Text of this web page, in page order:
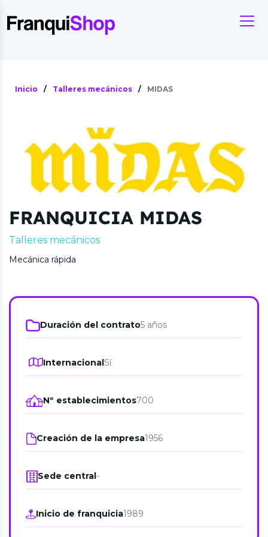
Inicio / Talleres mecánicos / MIDAS
FRANQUICIA MIDAS
Talleres mecánicos
Mecánica rápida
Duración del contrato5 años
Internacional Sí
Nº establecimientos700
Creación de la empresa1956
Sede central -
Inicio de franquicia1989